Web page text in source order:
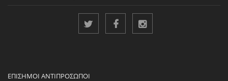
ΕΠΊΣΗΜΟΙ ΑΝΤΙΠΡΌΣΩΠΟΙ